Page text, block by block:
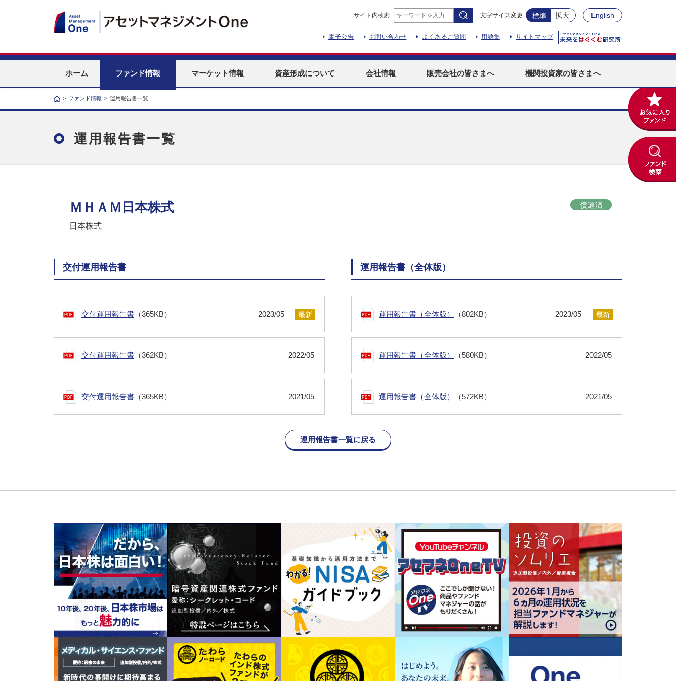
サイト内検索 文字サイズ変更 標準 拡大 English
電子公告 お問い合わせ よくあるご質問 用語集 サイトマップ
ホーム ファンド情報 マーケット情報 資産形成について 会社情報 販売会社の皆さまへ 機関投資家の皆さまへ
> ファンド情報 > 運用報告書一覧
運用報告書一覧
償還済
ＭＨＡＭ日本株式
日本株式
交付運用報告書
交付運用報告書 （365KB） 2023/05
交付運用報告書 （362KB） 2022/05
交付運用報告書 （365KB） 2021/05
運用報告書（全体版）
運用報告書（全体版） （802KB） 2023/05
運用報告書（全体版） （580KB） 2022/05
運用報告書（全体版） （572KB） 2021/05
運用報告書一覧に戻る